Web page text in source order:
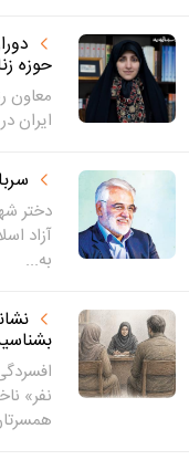
حوزه
معاون
ایران
دختر
آزاد
به...
نفر»